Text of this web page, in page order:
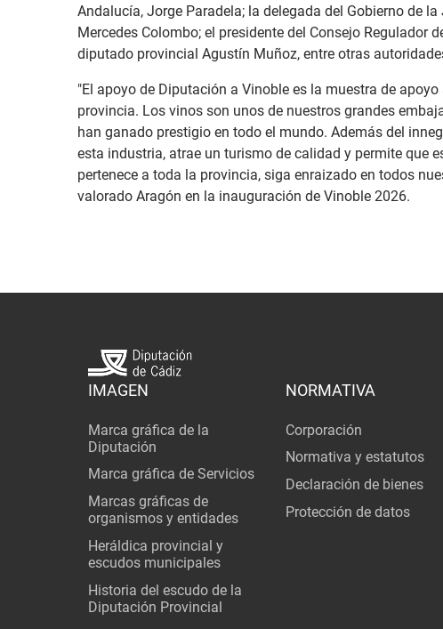
Andalucía, Jorge Paradela; la delegada del Gobierno de
Mercedes Colombo; el presidente del Consejo Regulador
diputado provincial Agustín Muñoz, entre otras
"El apoyo de Diputación a Vinoble es la muestra de
provincia. Los vinos son unos de nuestros grandes
han ganado prestigio en todo el mundo. Además del
esta industria, atrae un turismo de calidad y permite que
pertenece a toda la provincia, siga enraizado en todos
valorado Aragón en la inauguración de Vinoble 2026.
IMAGEN
Marca gráfica de la
Diputación
Marca gráfica de Servicios
Marcas gráficas de
organismos y entidades
Heráldica provincial y
escudos municipales
Historia del escudo de la
Diputación Provincial
NORMATIVA
Corporación
Normativa y estatutos
Declaración de bienes
Protección de datos